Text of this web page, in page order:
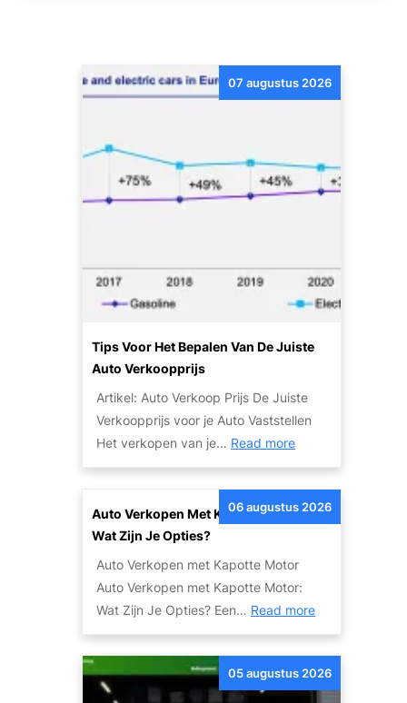
Tips Voor Het Bepalen Van De Juiste
Auto Verkoopprijs
07 augustus 2026
Artikel: Auto Verkoop Prijs De Juiste
Verkoopprijs voor je Auto Vaststellen
Het verkopen van je… Read more:
T
i
p
e
t
Auto Verkopen Met Kapotte Motor:
Wat Zijn Je Opties?
06 augustus 2026
Auto Verkopen met Kapotte Motor
Auto Verkopen met Kapotte Motor:
Wat Zijn Je Opties? Een… Read more:
A
u
t
05 augustus 2026